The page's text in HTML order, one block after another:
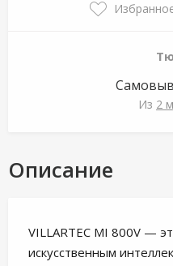
Из 2
Описание
VILLARTEC MI 800V —
искусственным